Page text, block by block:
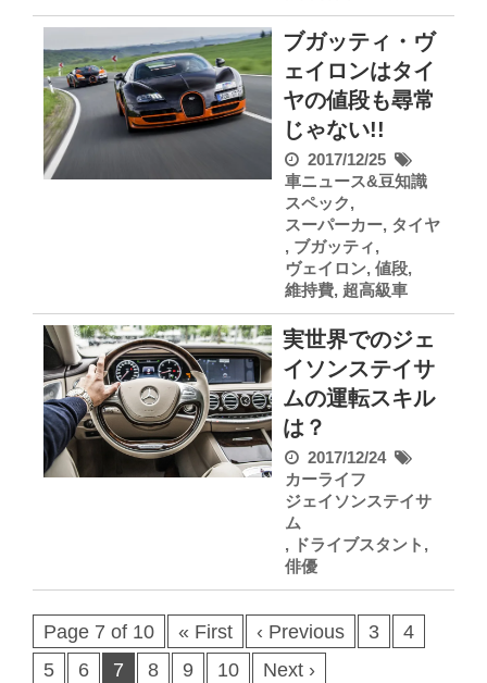
ブガッティ・ヴ
ェイロンはタイ
ヤの値段も尋常
じゃない!!
2017/12/25
車ニュース&豆知識
スペック,
スーパーカー, タイヤ
, ブガッティ,
ヴェイロン, 値段,
維持費, 超高級車
実世界でのジェ
イソンステイサ
ムの運転スキル
は？
2017/12/24
カーライフ
ジェイソンステイサ
ム
, ドライブスタント ,
俳優
Page 7 of 10 « First ‹ Previous 3
4
5
6 7 8 9 10 Next ›